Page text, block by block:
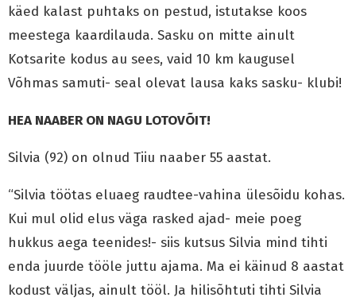
käed kalast puhtaks on pestud, istutakse koos
meestega kaardilauda. Sasku on mitte ainult
Kotsarite kodus au sees, vaid 10 km kaugusel
Võhmas samuti- seal olevat lausa kaks sasku- klubi!
HEA NAABER ON NAGU LOTOVÕIT!
Silvia (92) on olnud Tiiu naaber 55 aastat.
“Silvia töötas eluaeg raudtee-vahina ülesõidu kohas.
Kui mul olid elus väga rasked ajad- meie poeg
hukkus aega teenides!- siis kutsus Silvia mind tihti
enda juurde tööle juttu ajama. Ma ei käinud 8 aastat
kodust väljas, ainult tööl. Ja hilisõhtuti tihti Silvia